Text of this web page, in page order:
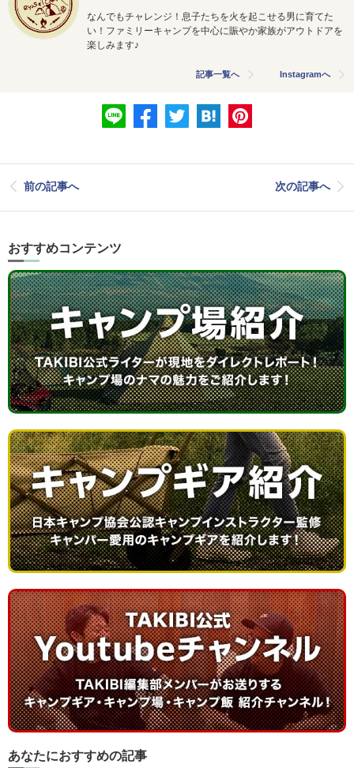
なんでもチャレンジ！息子たちを火を起こせる男に育てた
い！ファミリーキャンプを中心に賑やか家族がアウトドアを
楽しみます♪
記事一覧へ Instagramへ
前の記事へ 次の記事へ
おすすめコンテンツ
あなたにおすすめの記事